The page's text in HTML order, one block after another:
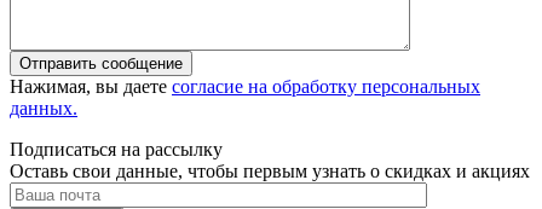
Отправить сообщение
Нажимая, вы даете согласие на обработку персональных
данных.
Подписаться на рассылку
Оставь свои данные, чтобы первым узнать о скидках и акциях